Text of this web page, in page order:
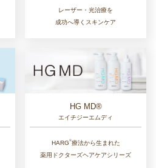
レーザー・光治療を
成功へ導くスキンケア
HG MD®
エイチジーエムディ
HARG®︎療法から生まれた
薬用ドクターズヘアケアシリーズ